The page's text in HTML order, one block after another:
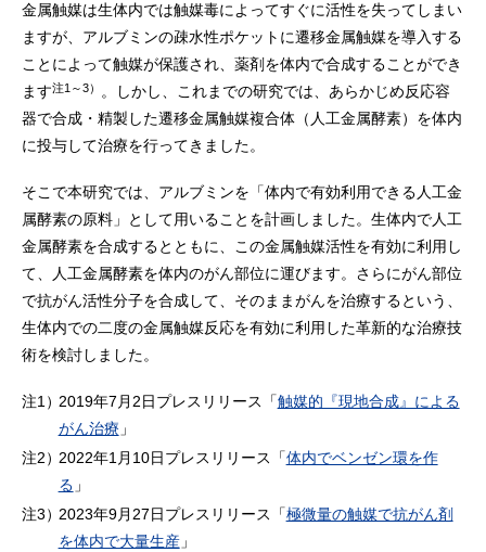
金属触媒は生体内では触媒毒によってすぐに活性を失ってしまい
ますが、アルブミンの疎水性ポケットに遷移金属触媒を導入する
ことによって触媒が保護され、薬剤を体内で合成することができ
ます注1～3） 。しかし、これまでの研究では、あらかじめ反応容
器で合成・精製した遷移金属触媒複合体（人工金属酵素）を体内
に投与して治療を行ってきました。
そこで本研究では、アルブミンを「体内で有効利用できる人工金
属酵素の原料」として用いることを計画しました。生体内で人工
金属酵素を合成するとともに、この金属触媒活性を有効に利用し
て、人工金属酵素を体内のがん部位に運びます。さらにがん部位
で抗がん活性分子を合成して、そのままがんを治療するという、
生体内での二度の金属触媒反応を有効に利用した革新的な治療技
術を検討しました。
注1）2019年7月2日プレスリリース「触媒的『現地合成』による
がん治療 」
注2）2022年1月10日プレスリリース「体内でベンゼン環を作
る 」
注3）2023年9月27日プレスリリース「極微量の触媒で抗がん剤
を体内で大量生産」